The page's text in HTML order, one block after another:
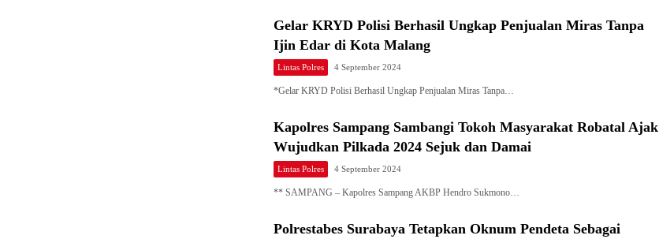
Gelar KRYD Polisi Berhasil Ungkap Penjualan Miras Tanpa
Ijin Edar di Kota Malang
Lintas Polres 4 September 2024
*Gelar KRYD Polisi Berhasil Ungkap Penjualan Miras Tanpa…
Kapolres Sampang Sambangi Tokoh Masyarakat Robatal Ajak
Wujudkan Pilkada 2024 Sejuk dan Damai
Lintas Polres 4 September 2024
** SAMPANG – Kapolres Sampang AKBP Hendro Sukmono…
Polrestabes Surabaya Tetapkan Oknum Pendeta Sebagai